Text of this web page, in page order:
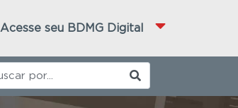
Acesse seu BDMG Digital